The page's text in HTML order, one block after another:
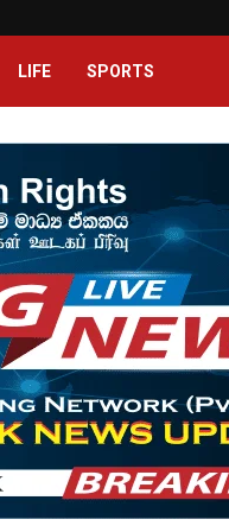
LIFE SPORTS